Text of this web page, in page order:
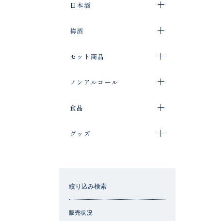
日本酒
梅酒
セット商品
ノンアルコール
食品
グッズ
絞り込み検索
販売状況